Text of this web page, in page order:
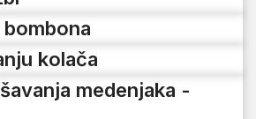
kolača
medenjaka -